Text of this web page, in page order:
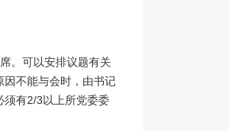
。可以安排议题有关
因不能与会时，由书记
须有2/3以上所党委委